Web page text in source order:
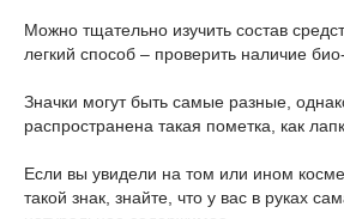
Можно тщательно изучить состав
легкий способ – проверить наличие био-
Значки могут быть самые разные,
распространена такая пометка, как
Если вы увидели на том или ином
такой знак, знайте, что у вас в руках